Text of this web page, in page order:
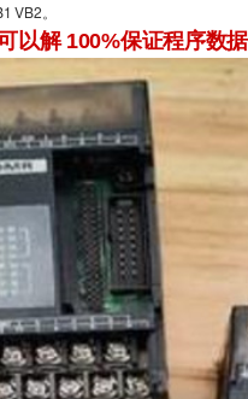
VB2。
以解 100%保证程序数